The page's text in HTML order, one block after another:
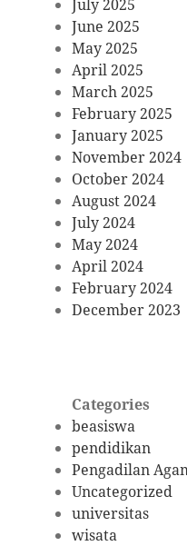
July 2025
June 2025
May 2025
April 2025
March 2025
February 2025
January 2025
November 2024
October 2024
August 2024
July 2024
May 2024
April 2024
February 2024
December 2023
Categories
beasiswa
pendidikan
Pengadilan
Uncategorized
universitas
wisata